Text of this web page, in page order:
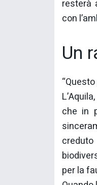
resterà
con
Un
che in
per la